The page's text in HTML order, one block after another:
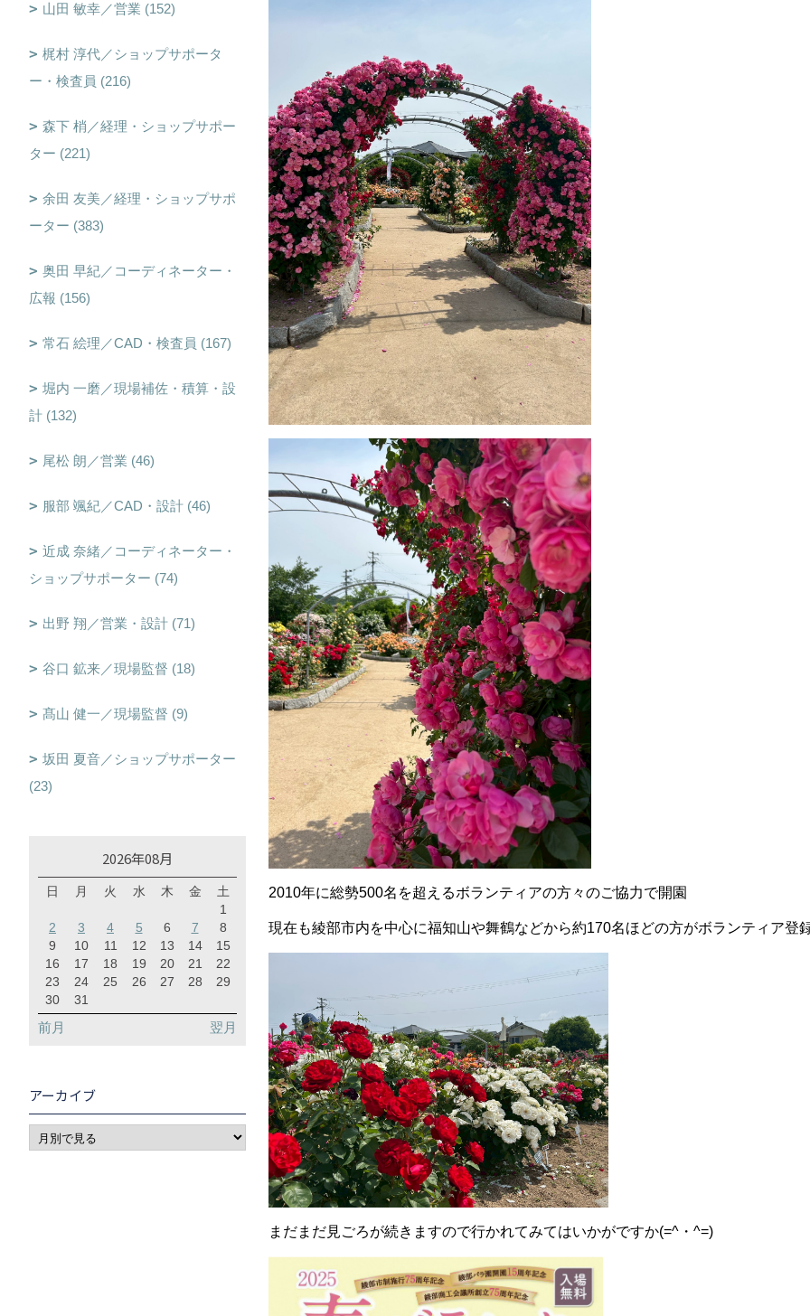
2010年に総勢500名を超えるボランティアの方々のご協力で開園
現在も綾部市内を中心に福知山や舞鶴などから約170名ほどの方がボランティア登
まだまだ見ごろが続きますので行かれてみてはいかがですか(=^・^=)
山田 敏幸／営業 (152)
梶村 淳代／ショップサポータ
ー・検査員 (216)
森下 梢／経理・ショップサポー
ター (221)
余田 友美／経理・ショップサポ
ーター (383)
奥田 早紀／コーディネーター・
広報 (156)
常石 絵理／CAD・検査員 (167)
堀内 一磨／現場補佐・積算・設
計 (132)
尾松 朗／営業 (46)
服部 颯紀／CAD・設計 (46)
近成 奈緒／コーディネーター・
ショップサポーター (74)
出野 翔／営業・設計 (71)
谷口 鉱来／現場監督 (18)
髙山 健一／現場監督 (9)
坂田 夏音／ショップサポーター
(23)
2026年08月
日 月 火 水 木 金
土
1
2
3 4 5 6 7
8
9
10 11 12 13 14
15
16
17 18 19 20 21
22
23
24 25 26 27 28
29
30
31
前月 翌月
アーカイブ